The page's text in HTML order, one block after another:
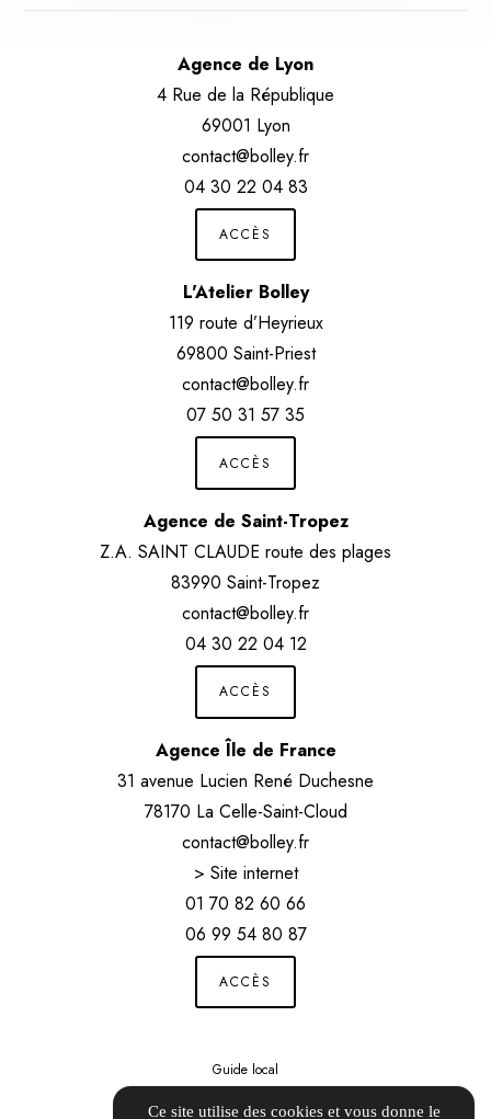
Agence de Lyon
4 Rue de la République
69001 Lyon
contact@bolley.fr
04 30 22 04 83
ACCÈS
L'Atelier Bolley
119 route d’Heyrieux
69800 Saint-Priest
contact@bolley.fr
07 50 31 57 35
ACCÈS
Agence de Saint-Tropez
Z.A. SAINT CLAUDE route des plages
83990 Saint-Tropez
contact@bolley.fr
04 30 22 04 12
ACCÈS
Agence Île de France
31 avenue Lucien René Duchesne
78170 La Celle-Saint-Cloud
contact@bolley.fr
> Site internet
01 70 82 60 66
06 99 54 80 87
ACCÈS
Guide local
Ce site utilise des cookies et vous donne le